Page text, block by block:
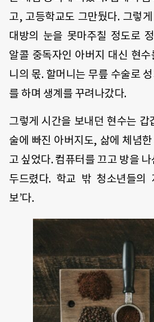
고, 고등학교도 그만뒀다. 그렇
대방의 눈을 못마주칠 정도로
알콜 중독자인 아버지 대신 현
니의 몫. 할머니는 무릎 수술로
를 하며 생계를 꾸려나갔다.
그렇게 시간을 보내던 현수는
술에 빠진 아버지도, 삶에 체념
고 싶었다. 컴퓨터를 끄고 방을
두드렸다. 학교 밖 청소년들의
보’다.